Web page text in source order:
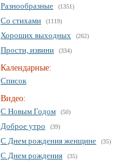
Разнообразные (1351)
Со стихами (1119)
Хороших выходных (262)
Прости, извини (334)
Календарные:
Список
Видео:
С Новым Годом
(50)
Доброе утро (39)
С Днем рождения женщине (35)
С Днем рождения (35)